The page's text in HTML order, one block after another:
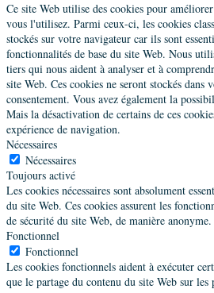
Ce site Web utilise des cookies pour
vous l'utilisez. Parmi ceux-ci, les cookies
stockés sur votre navigateur car ils sont
fonctionnalités de base du site Web. Nous
tiers qui nous aident à analyser et à
site Web. Ces cookies ne seront stockés
consentement. Vous avez également la
Mais la désactivation de certains de ces
expérience de navigation.
Nécessaires
Nécessaires
Toujours activé
Les cookies nécessaires sont absolument
du site Web. Ces cookies assurent les
de sécurité du site Web, de manière anonyme.
Fonctionnel
Fonctionnel
Les cookies fonctionnels aident à exécuter
que le partage du contenu du site Web sur les